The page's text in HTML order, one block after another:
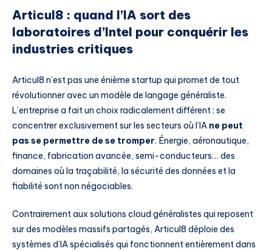
Articul8 : quand l’IA sort des
laboratoires d’Intel pour conquérir les
industries critiques
Articul8 n’est pas une énième startup qui promet de tout
révolutionner avec un modèle de langage généraliste.
L’entreprise a fait un choix radicalement différent : se
concentrer exclusivement sur les secteurs où l’IA ne peut
pas se permettre de se tromper. Énergie, aéronautique,
finance, fabrication avancée, semi-conducteurs… des
domaines où la traçabilité, la sécurité des données et la
fiabilité sont non négociables.
Contrairement aux solutions cloud généralistes qui reposent
sur des modèles massifs partagés, Articul8 déploie des
systèmes d’IA spécialisés qui fonctionnent entièrement dans